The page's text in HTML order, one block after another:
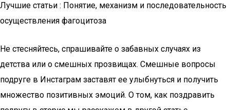
Лучшие статьи : Понятие, механизм и последовательность
осуществления фагоцитоза
Не стесняйтесь, спрашивайте о забавных случаях из
детства или о смешных прозвищах. Смешные вопросы
подруге в Инстаграм заставят ее улыбнуться и получить
множество позитивных эмоций. О том, как поздравить